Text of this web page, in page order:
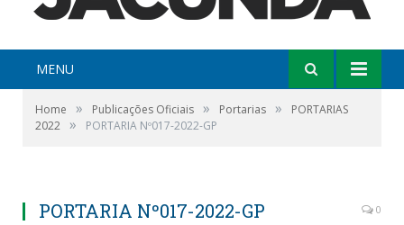
MENU
Home » Publicações Oficiais » Portarias »
PORTARIAS
2022 » PORTARIA Nº017-2022-GP
PORTARIA Nº017-2022-GP 0